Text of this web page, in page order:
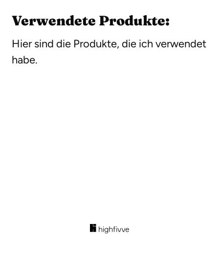
Verwendete Produkte:
Hier sind die Produkte, die ich verwendet
habe.